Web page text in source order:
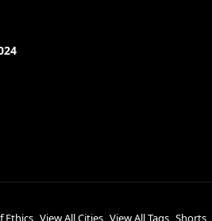
Ethics View All Cities View All Tags Shorts